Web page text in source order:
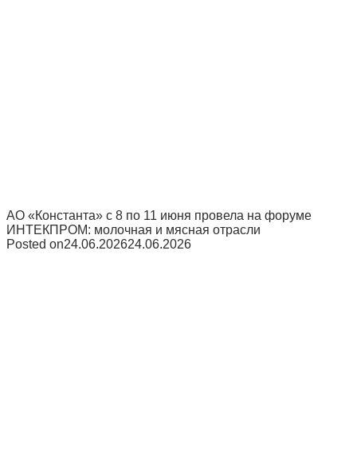
АО «Константа» с 8 по 11 июня провела на форуме
ИНТЕКПРОМ: молочная и мясная отрасли
Posted on24.06.202624.06.2026